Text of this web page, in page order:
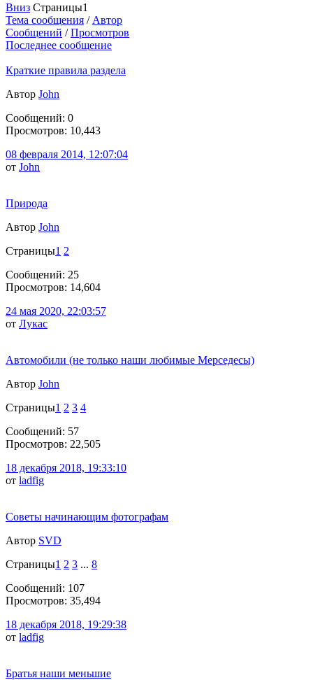
Вниз Страницы1
Тема сообщения / Автор
Сообщений /Просмотров
Последнее сообщение
Краткие правила раздела
Автор John
Сообщений: 0
Просмотров: 10,443
08 февраля 2014, 12:07:04
от John
Природа
Автор John
Страницы1 2
Сообщений: 25
Просмотров: 14,604
24 мая 2020, 22:03:57
от Лукас
Автомобили (не только наши любимые Мерседесы)
Автор John
Страницы1 2 3 4
Сообщений: 57
Просмотров: 22,505
18 декабря 2018, 19:33:10
от ladfig
Советы начинающим фотографам
Автор SVD
Страницы1 2 3 ... 8
Сообщений: 107
Просмотров: 35,494
18 декабря 2018, 19:29:38
от ladfig
Братья наши меньшие